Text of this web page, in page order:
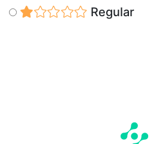
Regular